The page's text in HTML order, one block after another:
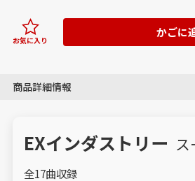
かごに
お気に入り
商品詳細情報
EXインダストリー ス
全17曲収録